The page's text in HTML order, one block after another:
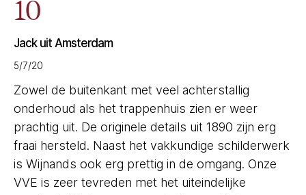
10
Jack uit Amsterdam
5/7/20
Zowel de buitenkant met veel achterstallig
onderhoud als het trappenhuis zien er weer
prachtig uit. De originele details uit 1890 zijn erg
fraai hersteld. Naast het vakkundige schilderwerk
is Wijnands ook erg prettig in de omgang. Onze
VVE is zeer tevreden met het uiteindelijke